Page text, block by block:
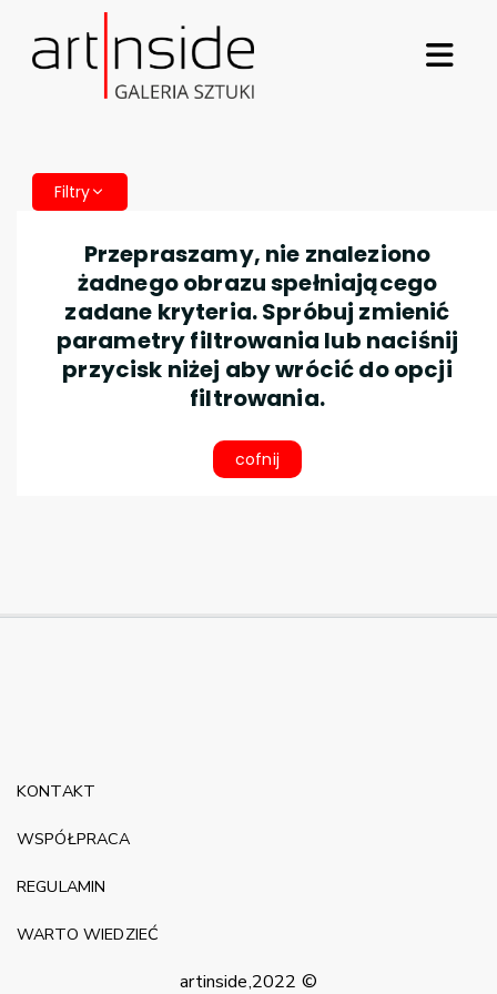
Filtry
Przepraszamy, nie znaleziono
żadnego obrazu spełniającego
zadane kryteria. Spróbuj zmienić
parametry filtrowania lub naciśnij
przycisk niżej aby wrócić do opcji
filtrowania.
cofnij
artinside,2022 ©
KONTAKT
WSPÓŁPRACA
REGULAMIN
WARTO WIEDZIEĆ